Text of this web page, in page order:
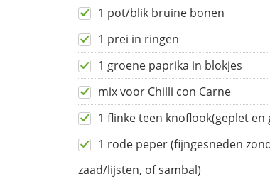
1 pot/blik bruine bonen
1 prei in ringen
1 groene paprika in blokjes
mix voor Chilli con Carne
1 flinke teen knoflook(geplet en
1 rode peper (fijngesneden
zaad/lijsten, of sambal)